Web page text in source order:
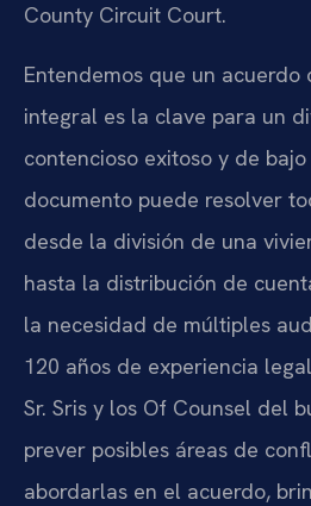
County Circuit Court.
Entendemos que un acuerdo
integral es la clave para un
contencioso exitoso y de bajo
documento puede resolver
desde la división de una
hasta la distribución de
la necesidad de múltiples
120 años de experiencia
Sr. Sris y los Of Counsel del
prever posibles áreas de
abordarlas en el acuerdo,